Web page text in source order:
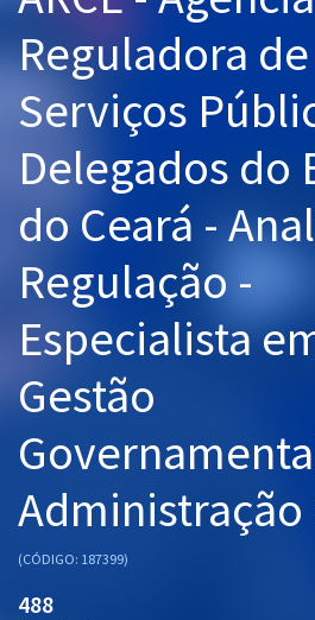
Graduação
Mentorias
Questões grátis
Conteúdo gratuito
Blog
Aprovados
Atendimento
Reguladora de
Serviços
Delegados do
do Ceará -
Regulação -
Especialista
Gestão
Administração
(CÓDIGO: 187399)
488